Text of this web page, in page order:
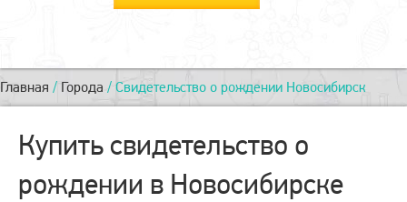
Главная / Города / Свидетельство о рождении Новосибирск
Купить свидетельство о
рождении в Новосибирске